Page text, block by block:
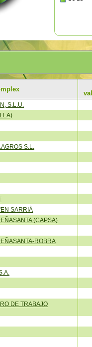
S.L.U.
S.L.
SARRIÀ
(CAPSA)
ROBRA
DE TRABAJO